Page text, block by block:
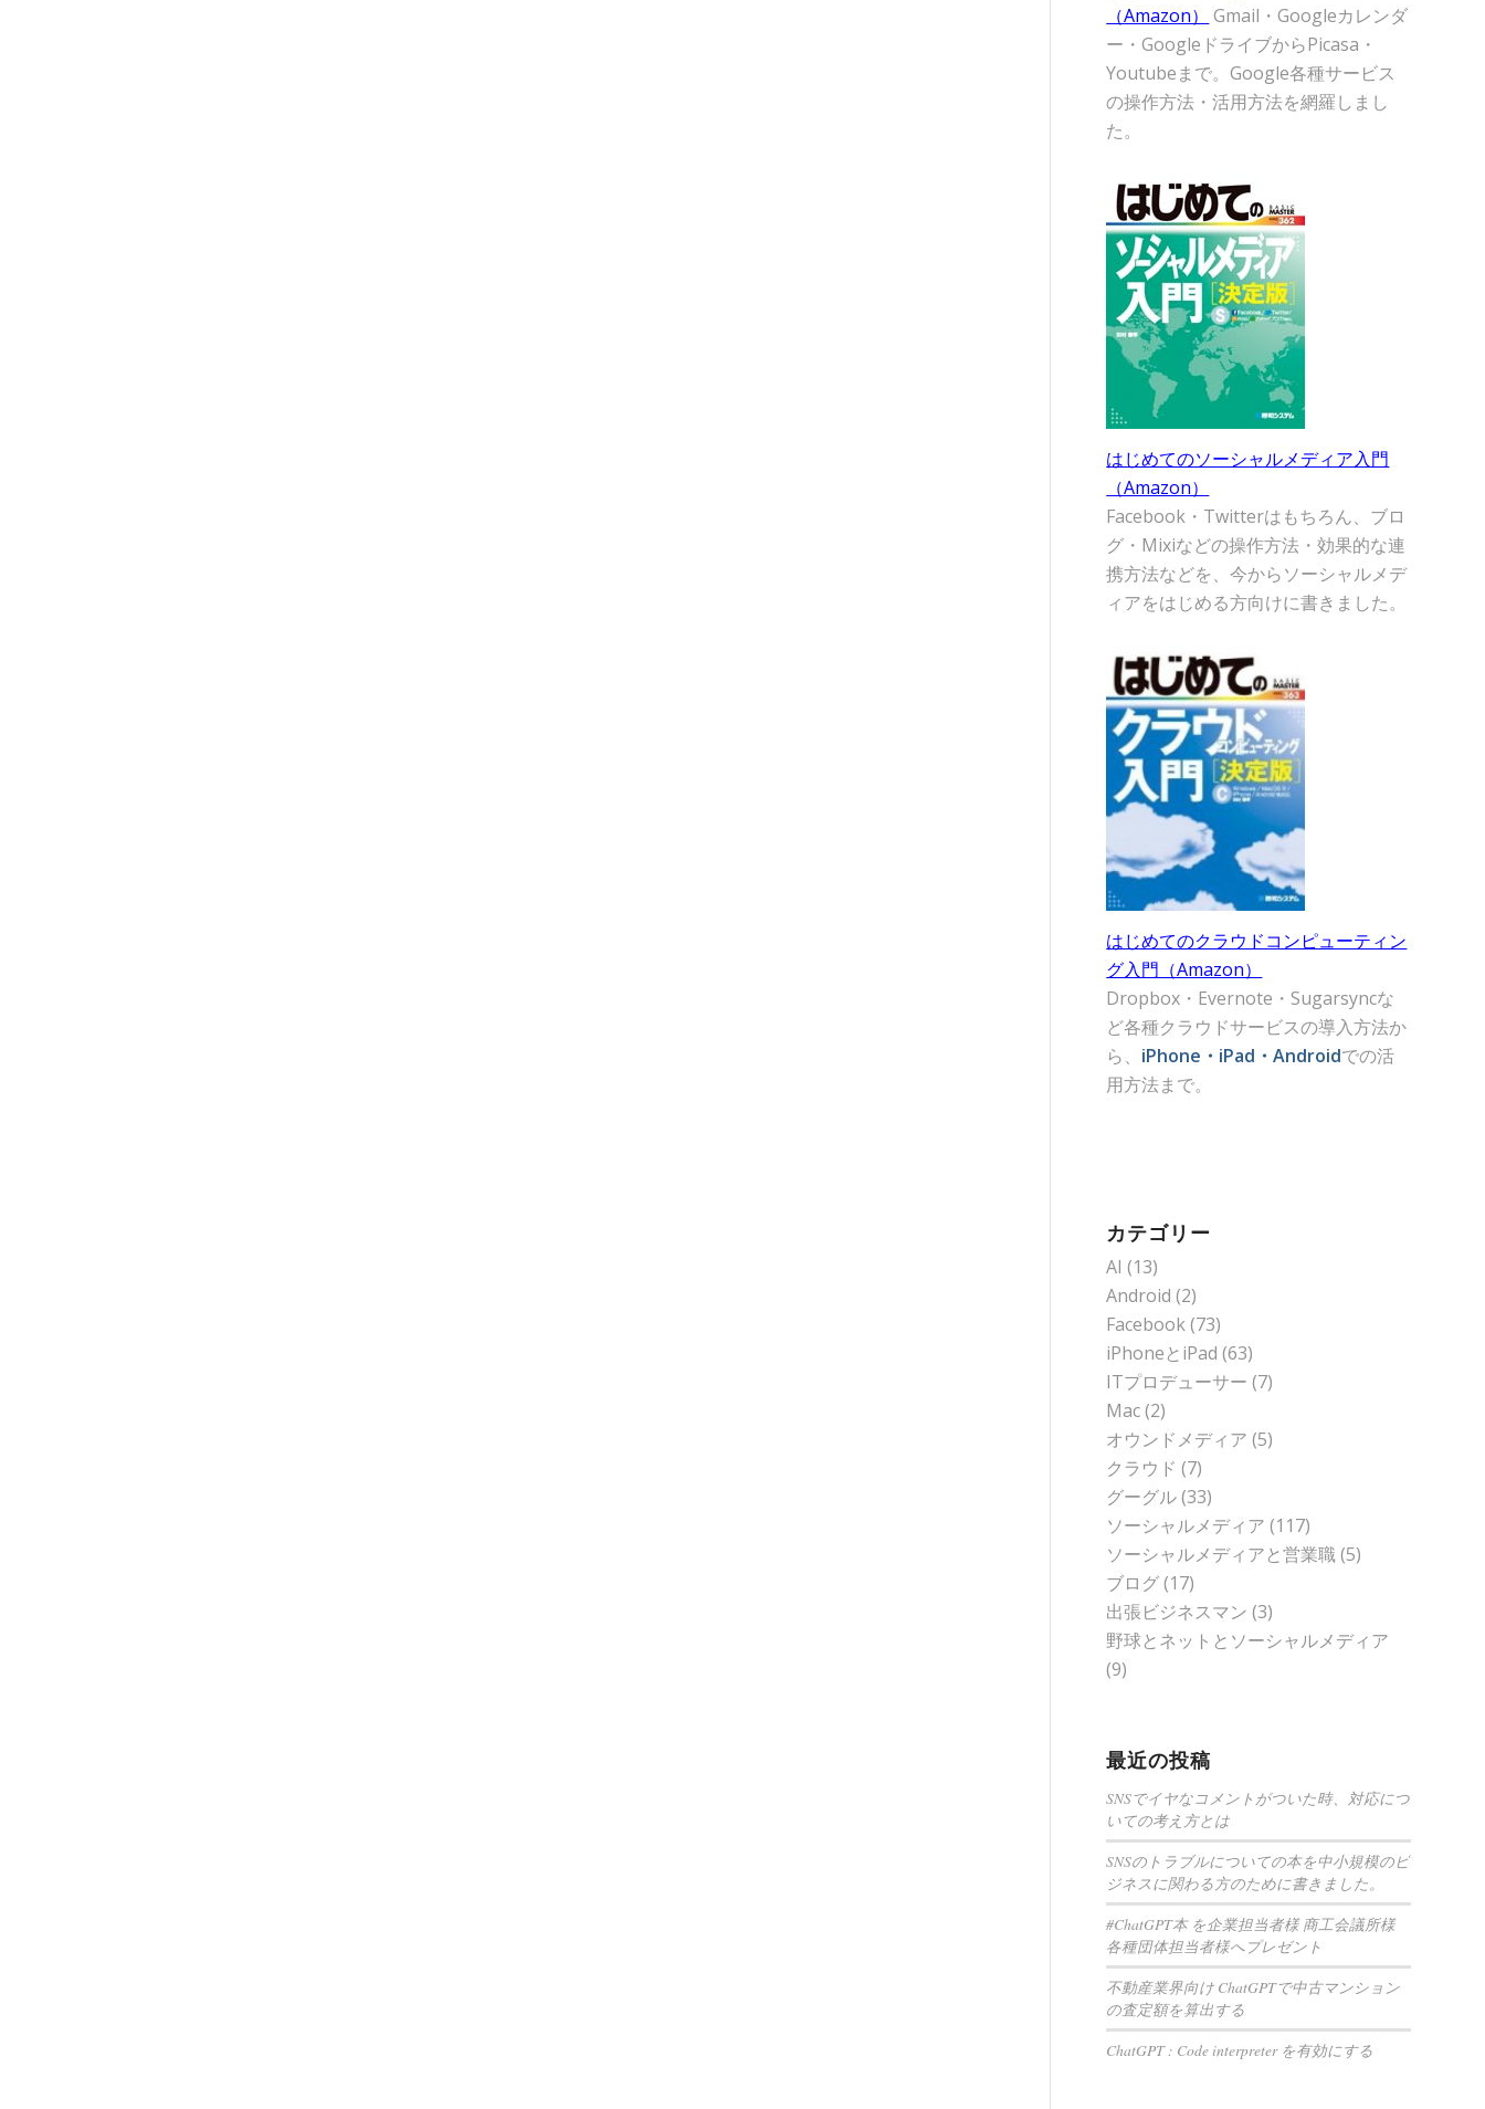
（Amazon）
Gmail・Googleカレンダ
ー・GoogleドライブからPicasa・
Youtubeまで。Google各種サービス
の操作方法・活用方法を網羅しまし
た。
はじめてのソーシャルメディア入門
（Amazon）
Facebook・Twitterはもちろん、ブロ
グ・Mixiなどの操作方法・効果的な連
携方法などを、今からソーシャルメデ
ィアをはじめる方向けに書きました。
はじめてのクラウドコンピューティン
グ入門（Amazon）
Dropbox・Evernote・Sugarsyncな
ど各種クラウドサービスの導入方法か
ら、 iPhone・iPad・Androidでの活
用方法まで。
カテゴリー
AI (13)
Android (2)
Facebook(73)
iPhoneとiPad (63)
ITプロデューサー (7)
Mac(2)
オウンドメディア (5)
クラウド (7)
グーグル(33)
ソーシャルメディア (117)
ソーシャルメディアと営業職(5)
ブログ(17)
出張ビジネスマン (3)
野球とネットとソーシャルメディア
(9)
最近の投稿
SNSでイヤなコメントがついた時、対応につ
いての考え方とは
SNSのトラブルについての本を中小規模のビ
ジネスに関わる方のために書きました。
#ChatGPT本 を企業担当者様 商工会議所様
各種団体担当者様へプレゼント
不動産業界向け ChatGPTで中古マンション
の査定額を算出する
ChatGPT : Code interpreter を有効にする